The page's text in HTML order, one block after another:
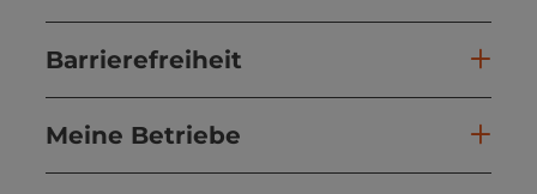
Barrierefreiheit
Meine Betriebe